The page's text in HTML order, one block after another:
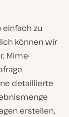
zu
können wir
Mime-
detaillierte
erstellen,